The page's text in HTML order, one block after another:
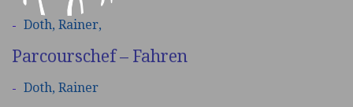
Doth, Rainer,
Parcourschef – Fahren
Doth, Rainer